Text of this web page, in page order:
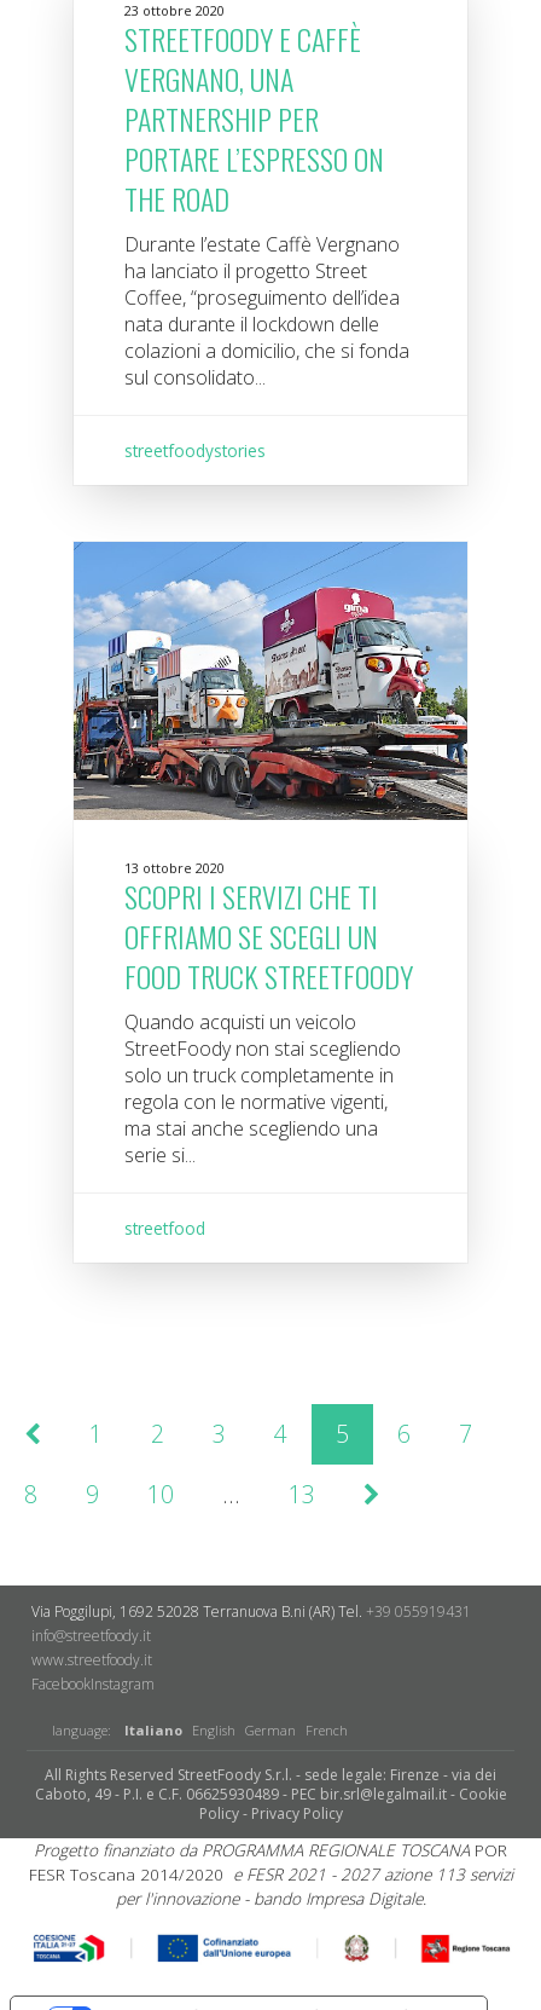
23 ottobre 2020
STREETFOODY E CAFFÈ
VERGNANO, UNA
PARTNERSHIP PER
PORTARE L’ESPRESSO ON
THE ROAD
Durante l’estate Caffè Vergnano
ha lanciato il progetto Street
Coffee, “proseguimento dell’idea
nata durante il lockdown delle
colazioni a domicilio, che si fonda
sul consolidato...
streetfoodystories
13 ottobre 2020
SCOPRI I SERVIZI CHE TI
OFFRIAMO SE SCEGLI UN
FOOD TRUCK STREETFOODY
Quando acquisti un veicolo
StreetFoody non stai scegliendo
solo un truck completamente in
regola con le normative vigenti,
ma stai anche scegliendo una
serie si...
streetfood
1 2 3 4 5 6
7
8
9 10 … 13
Via Poggilupi, 1692 52028 Terranuova B.ni (AR)Tel. +39 055919431
info@streetfoody.it
www.streetfoody.it
Facebook​Instagram
language: Italiano English German French
All Rights Reserved StreetFoody S.r.l. - sede legale: Firenze - via dei
Caboto, 49 - P.I. e C.F. 06625930489 - PEC bir.srl@legalmail.it - Cookie
Policy- Privacy Policy
Progetto finanziato da PROGRAMMA REGIONALE TOSCANA POR
FESR Toscana 2014/2020 e FESR 2021 - 2027 azione 113 servizi
per l'innovazione - bando Impresa Digitale.